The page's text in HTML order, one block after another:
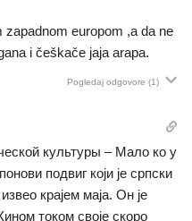
europom ,a da ne
i češkače jaja arapa.
Pogledaj odgovore (1)
культуры – Мало ко у
подвиг који је српски
крајем маја. Он је
током своје скоро